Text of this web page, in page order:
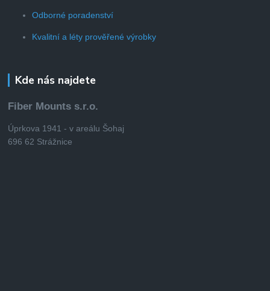
Odborné poradenství
Kvalitní a léty prověřené výrobky
Kde nás najdete
Fiber Mounts s.r.o.
Úprkova 1941 - v areálu Šohaj
696 62 Strážnice